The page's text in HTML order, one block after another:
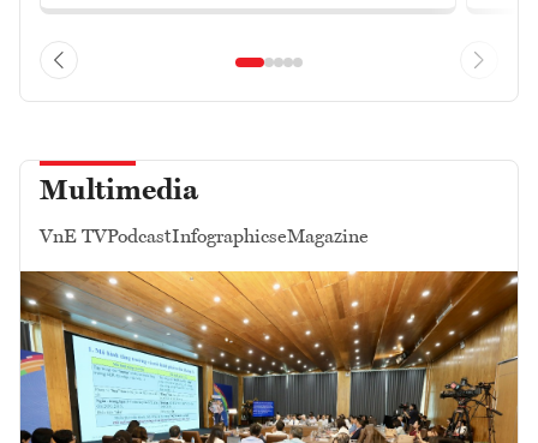
Multimedia
VnE TVPodcastInfographicseMagazine